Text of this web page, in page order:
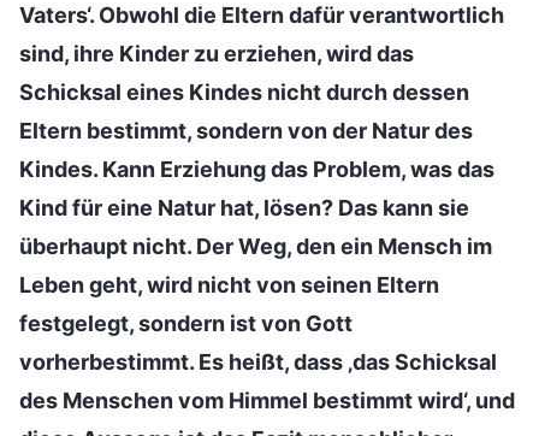
Vaters‘. Obwohl die Eltern dafür verantwortlich
sind, ihre Kinder zu erziehen, wird das
Schicksal eines Kindes nicht durch dessen
Eltern bestimmt, sondern von der Natur des
Kindes. Kann Erziehung das Problem, was das
Kind für eine Natur hat, lösen? Das kann sie
überhaupt nicht. Der Weg, den ein Mensch im
Leben geht, wird nicht von seinen Eltern
festgelegt, sondern ist von Gott
vorherbestimmt. Es heißt, dass ‚das Schicksal
des Menschen vom Himmel bestimmt wird‘, und